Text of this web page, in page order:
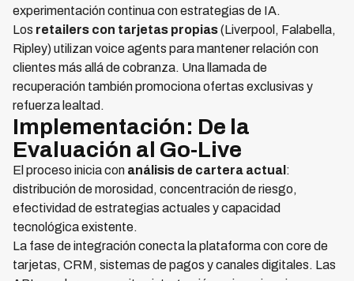
experimentación continua con estrategias de IA.
Los retailers con tarjetas propias(Liverpool, Falabella,
Ripley) utilizan voice agents para mantener relación con
clientes más allá de cobranza. Una llamada de
recuperación también promociona ofertas exclusivas y
refuerza lealtad.
Implementación: De la
Evaluación al Go-Live
El proceso inicia con análisis de cartera actual :
distribución de morosidad, concentración de riesgo,
efectividad de estrategias actuales y capacidad
tecnológica existente.
La fase de integración conecta la plataforma con core de
tarjetas, CRM, sistemas de pagos y canales digitales. Las